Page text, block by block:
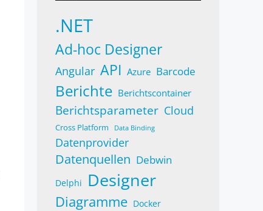
.NET
Ad-hoc Designer
Angular API Azure Barcode
Berichte Berichtscontainer
Berichtsparameter Cloud
Cross Platform Data Binding
Datenprovider
Datenquellen Debwin
Delphi Designer
Diagramme Docker